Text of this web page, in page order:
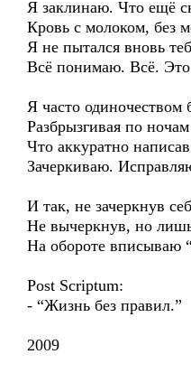
Я заклинаю. Что ещё
Кровь с молоком, без
Я не пытался вновь
Всё понимаю. Всё. Это
Я часто
Разбрызгивая по
Что аккуратно
Зачеркиваю.
И так, не зачеркнув
Не вычеркнув, но
На обороте вписываю
Post Scriptum:
- “Жизнь без правил.”
2009